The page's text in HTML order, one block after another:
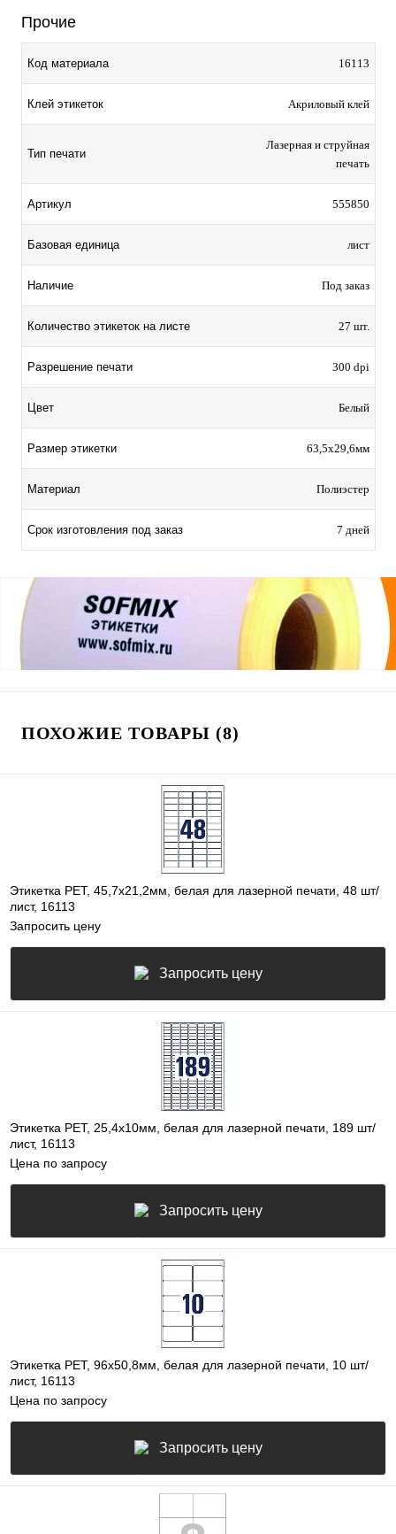
Прочие
Код материала 16113
Клей этикеток Акриловый клей
Тип печати
Лазерная и струйная
печать
Артикул 555850
Базовая единица лист
Наличие Под заказ
Количество этикеток на листе 27 шт.
Разрешение печати 300 dpi
Цвет Белый
Размер этикетки 63,5х29,6мм
Материал Полиэстер
Срок изготовления под заказ 7 дней
ПОХОЖИЕ ТОВАРЫ (8)
Этикетка PET, 45,7х21,2мм, белая для лазерной печати, 48 шт/
лист, 16113
Запросить цену
Запросить цену
Этикетка PET, 25,4х10мм, белая для лазерной печати, 189 шт/
лист, 16113
Цена по запросу
Запросить цену
Этикетка PET, 96х50,8мм, белая для лазерной печати, 10 шт/
лист, 16113
Цена по запросу
Запросить цену